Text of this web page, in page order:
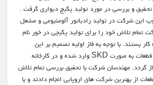
تحقیق و بررسی در مورد تولید پکیج دیواری گرفت .
این شرکت در تولید رادیاتور آلومنیومی و مشعل
تمام تلاش خود را برای تولید پکیجی در خور نام
بستند. با توجه به فاز اولیه تصمیم بر این
اساس بود که تمام قطعات به صورت SKD وارد شده و در کارخانه
گردد. مهندسان شرکت با تحقیق بررسی تمام تلاش
از بهترین شرکت های اروپایی انجام دادند و با